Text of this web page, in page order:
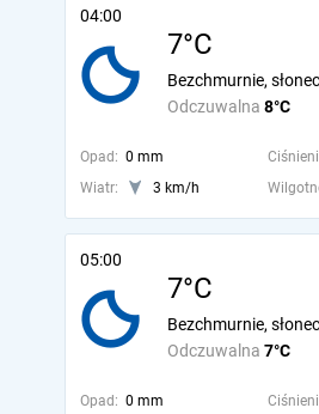
04:00
7°C
Odczuwalna 8°C
Bezchmurnie,
Opad: 0 mm
Wiatr:
3 km/h
05:00
7°C
Odczuwalna 7°C
Bezchmurnie,
Opad: 0 mm